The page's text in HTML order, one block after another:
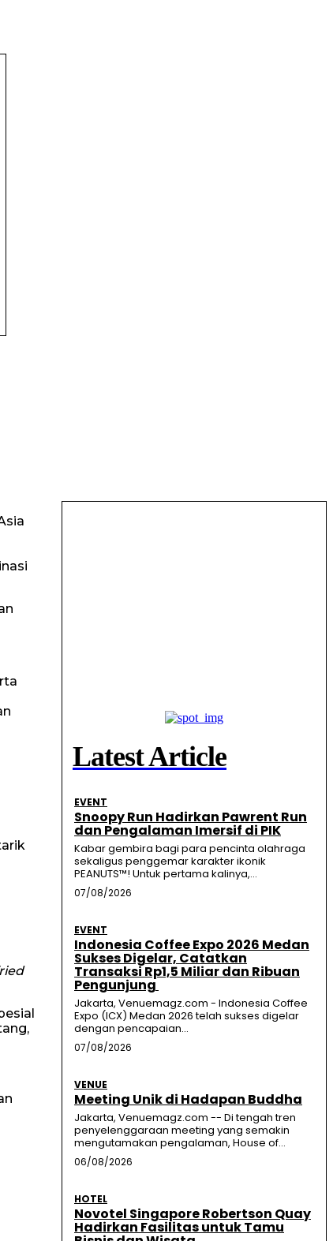
Latest Article
EVENT
Snoopy Run Hadirkan Pawrent Run
dan Pengalaman Imersif di PIK
Kabar gembira bagi para pencinta olahraga
sekaligus penggemar karakter ikonik
PEANUTS™! Untuk pertama kalinya,...
07/08/2026
EVENT
Indonesia Coffee Expo 2026 Medan
Sukses Digelar, Catatkan
Transaksi Rp1,5 Miliar dan Ribuan
Pengunjung
Jakarta, Venuemagz.com - Indonesia Coffee
Expo (ICX) Medan 2026 telah sukses digelar
dengan pencapaian...
07/08/2026
VENUE
Meeting Unik di Hadapan Buddha
Jakarta, Venuemagz.com -- Di tengah tren
penyelenggaraan meeting yang semakin
mengutamakan pengalaman, House of...
06/08/2026
HOTEL
Novotel Singapore Robertson Quay
Hadirkan Fasilitas untuk Tamu